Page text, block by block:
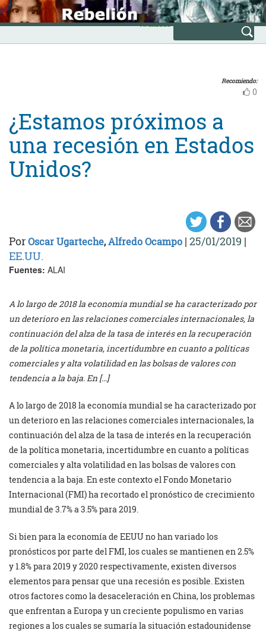
Skip
to
content
INICIO
Avanzada
Recomiendo:
0
¿Estamos próximos a
una recesión en Estados
Unidos?
PorOscar Ugarteche,Alfredo Ocampo | 25/01/2019 |
EE.UU.
Fuentes: ALAI
A lo largo de 2018 la economía mundial se ha caracterizado por
un deterioro en las relaciones comerciales internacionales, la
continuación del alza de la tasa de interés en la recuperación
de la política monetaria, incertidumbre en cuanto a políticas
comerciales y alta volatilidad en las bolsas de valores con
tendencia a la baja. En […]
A lo largo de 2018 la economía mundial se ha caracterizado por
un deterioro en las relaciones comerciales internacionales, la
continuación del alza de la tasa de interés en la recuperación
de la política monetaria, incertidumbre en cuanto a políticas
comerciales y alta volatilidad en las bolsas de valores con
tendencia a la baja. En este contexto el Fondo Monetario
Internacional (FMI) ha recortado el pronóstico de crecimiento
mundial de 3.7% a 3.5% para 2019.
Si bien para la economía de EEUU no han variado los
pronósticos por parte del FMI, los cuales se mantienen en 2.5%
y 1.8% para 2019 y 2020 respectivamente, existen diversos
elementos para pensar que una recesión es posible. Existen
otros factores como la desaceleración en China, los problemas
que enfrentan a Europa y un creciente populismo en varias
regiones a los cuales se sumaría la situación estadounidense